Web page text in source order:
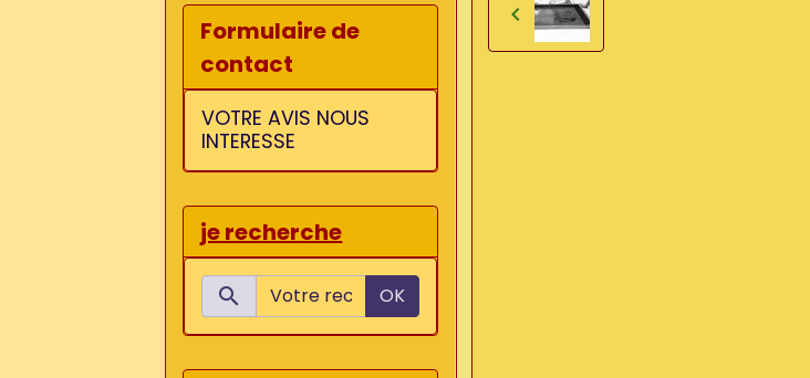
Formulaire de
contact
VOTRE AVIS NOUS
INTERESSE
je recherche
OK